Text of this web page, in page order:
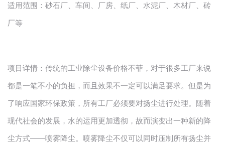
适用范围： 砂石厂、车间、厂房、纸厂、水泥厂、木材厂、砖
厂等
项目详情： 传统的工业除尘设备价格不菲，对于很多工厂来说
都是一笔不小的负担，而且效果不一定可以满足要求。但是为
了响应国家环保政策，所有工厂必须要对扬尘进行处理。随着
现代社会的发展，水的运用更加透彻，故而演变出一种新的降
尘方式——喷雾降尘。喷雾降尘不仅可以同时压制所有扬尘并